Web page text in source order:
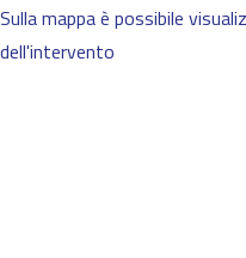
Sulla mappa è possibile
dell'intervento